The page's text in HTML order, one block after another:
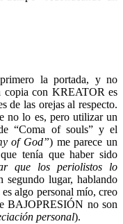
la portada, y no
copia con KREATOR es
de las orejas al respecto.
no lo es, pero utilizar un
“Coma of souls” y el
of God”) me parece un
tenía que haber sido
que los periolistos lo
segundo lugar, hablando
algo personal mío, creo
BAJOPRESIÓN no son
personal).